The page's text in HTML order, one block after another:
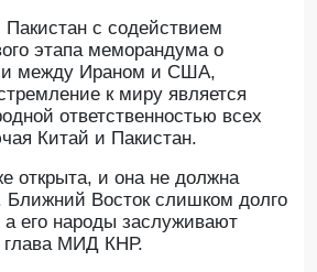
с содействием
этапа меморандума о
между Ираном и США,
к миру является
ответственностью всех
Китай и Пакистан.
открыта, и она не должна
Ближний Восток слишком долго
а его народы заслуживают
глава МИД КНР.